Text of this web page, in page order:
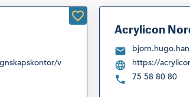
v
Acrylicon
https://
75 58 80 80